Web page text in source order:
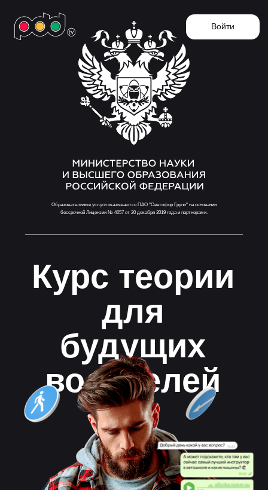
Курс теории
для
водителей
Поддержка на всех этапах обучения
Образовательные услуги оказываются ПАО "Светофор Групп" на основании
ПДД.ТВ это -
бесплатное изучение
теории в режиме